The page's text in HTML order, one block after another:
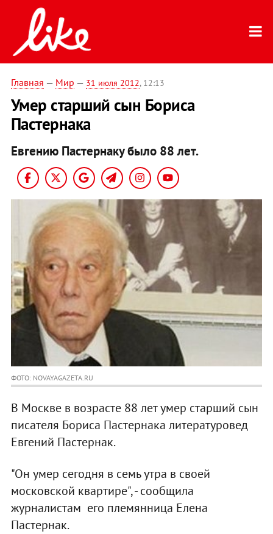
Главная — Мир — 31 июля 2012, 12:13
Умер старший сын Бориса
Пастернака
Евгению Пастернаку было 88 лет.
ФОТО: NOVAYAGAZETA.RU
В Москве в возрасте 88 лет умер старший сын
писателя Бориса Пастернака литературовед
Евгений Пастернак.
"Он умер сегодня в семь утра в своей
московской квартире", - сообщила
журналистам его племянница Елена
Пастернак.